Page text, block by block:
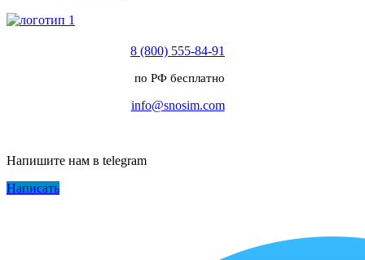
8 (800) 555-84-91
по РФ бесплатно
info@snosim.com
Напишите нам в telegram
Написать